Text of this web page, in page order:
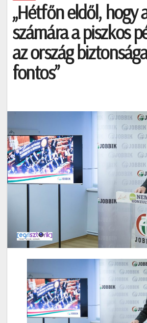
„Hétfőn eldől, hogy
számára a piszkos
az ország
fontos”